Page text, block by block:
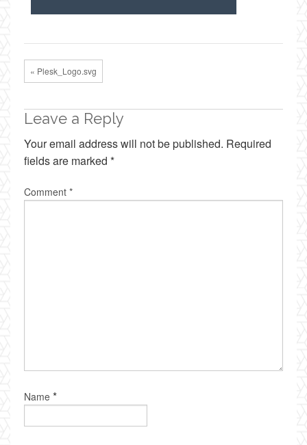
« Plesk_Logo.svg
Leave a Reply
Your email address will not be published. Required
fields are marked *
Comment *
Name *